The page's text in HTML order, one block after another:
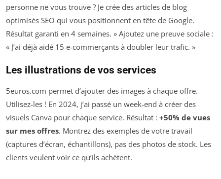
personne ne vous trouve ? Je crée des articles de blog
optimisés SEO qui vous positionnent en tête de Google.
Résultat garanti en 4 semaines. » Ajoutez une preuve sociale :
« J’ai déjà aidé 15 e-commerçants à doubler leur trafic. »
Les illustrations de vos services
5euros.com permet d’ajouter des images à chaque offre.
Utilisez-les ! En 2024, j’ai passé un week-end à créer des
visuels Canva pour chaque service. Résultat : +50% de vues
sur mes offres. Montrez des exemples de votre travail
(captures d’écran, échantillons), pas des photos de stock. Les
clients veulent voir ce qu’ils achètent.